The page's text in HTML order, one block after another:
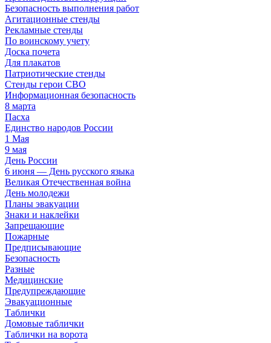
Безопасность выполнения работ
Агитационные стенды
Рекламные стенды
По воинскому учету
Доска почета
Для плакатов
Патриотические стенды
Стенды герои СВО
Информационная безопасность
8 марта
Пасха
Единство народов России
1 Мая
9 мая
День России
6 июня — День русского языка
Великая Отечественная война
День молодежи
Планы эвакуации
Знаки и наклейки
Запрещающие
Пожарные
Предписывающие
Безопасность
Разные
Медицинские
Предупреждающие
Эвакуационные
Таблички
Домовые таблички
Таблички на ворота